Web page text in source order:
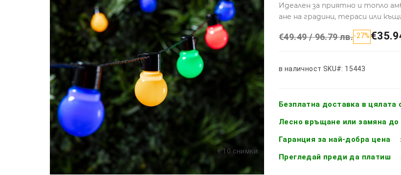
+ 10 снимки
Идеален за приятно и топло
ане на градини, тераси или
€49.49 / 96.79 лв.-27%
в наличност SKU#: 15443
Безплатна доставка в цялата
Лесно връщане или замяна до
Гаранция за най-добра цена
Прегледай преди да платиш